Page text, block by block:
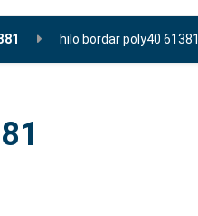
hilo bordar poly40 61381